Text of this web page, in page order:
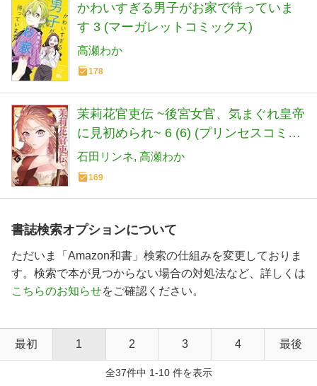
かわいすぎる男子がお家で待っていま
す 3 (マーガレットコミックス)
高瀬わか
178
茉莉花官吏伝 ~後宮女官、気まぐれ皇帝
に見初められ~ 6 (6) (プリンセスコミッ
クス)
石田リンネ 高瀬わか
169
書誌検索オプションについて
ただいま「Amazon和書」検索の仕組みを変更しておりま
す。検索で本が見つからない場合の対処法など、詳しくは
こちらのお知らせをご確認ください。
最初 1 2 3 4 最後
全37件中 1-10 件を表示